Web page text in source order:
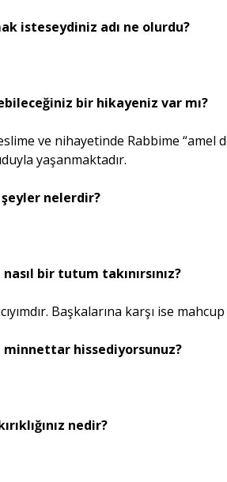
isteseydiniz adı ne olurdu?
bir hikayeniz var mı?
ve nihayetinde Rabbime
yaşanmaktadır.
nelerdir?
bir tutum takınırsınız?
Başkalarına karşı ise
minnettar hissediyorsunuz?
nedir?